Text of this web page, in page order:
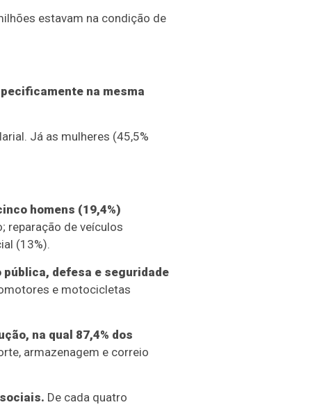
estavam na condição de
na mesma
Já as mulheres (45,5%
homens (19,4%)
reparação de veículos
(13%).
defesa e seguridade
e motocicletas
na qual 87,4% dos
armazenagem e correio
De cada quatro